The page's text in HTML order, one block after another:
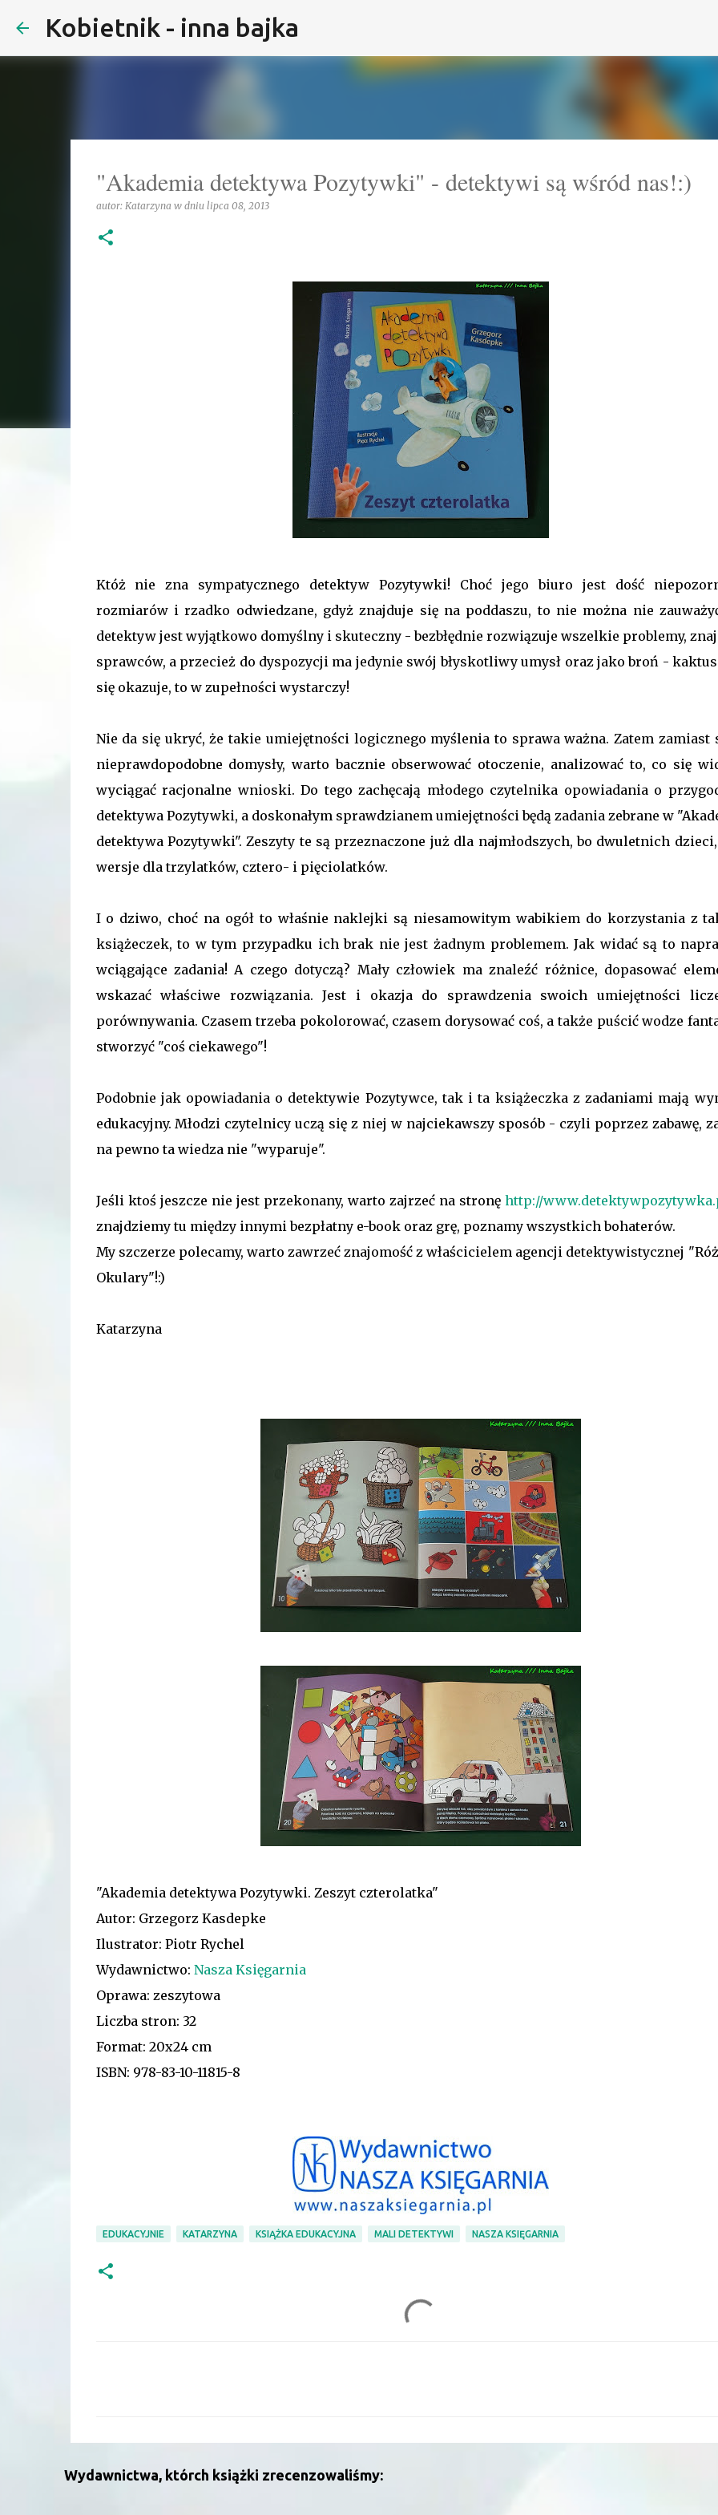
Kobietnik - inna bajka
"Akademia detektywa Pozytywki" - detektywi są wśród nas!:)
autor: Katarzyna w dniu lipca 08, 2013
Któż nie zna sympatycznego detektyw Pozytywki! Choć jego biuro jest dość
rozmiarów i rzadko odwiedzane, gdyż znajduje się na poddaszu, to nie można nie
detektyw jest wyjątkowo domyślny i skuteczny - bezbłędnie rozwiązuje wszelkie problemy,
sprawców, a przecież do dyspozycji ma jedynie swój błyskotliwy umysł oraz jako broń -
się okazuje, to w zupełności wystarczy!
Nie da się ukryć, że takie umiejętności logicznego myślenia to sprawa ważna. Zatem zamiast
nieprawdopodobne domysły, warto bacznie obserwować otoczenie, analizować to, co się
wyciągać racjonalne wnioski. Do tego zachęcają młodego czytelnika opowiadania o
detektywa Pozytywki, a doskonałym sprawdzianem umiejętności będą zadania zebrane w
detektywa Pozytywki". Zeszyty te są przeznaczone już dla najmłodszych, bo dwuletnich
wersje dla trzylatków, cztero- i pięciolatków.
I o dziwo, choć na ogół to właśnie naklejki są niesamowitym wabikiem do korzystania z
książeczek, to w tym przypadku ich brak nie jest żadnym problemem. Jak widać są to
wciągające zadania! A czego dotyczą? Mały człowiek ma znaleźć różnice, dopasować
wskazać właściwe rozwiązania. Jest i okazja do sprawdzenia swoich umiejętności
porównywania. Czasem trzeba pokolorować, czasem dorysować coś, a także puścić wodze
stworzyć "coś ciekawego"!
Podobnie jak opowiadania o detektywie Pozytywce, tak i ta książeczka z zadaniami mają
edukacyjny. Młodzi czytelnicy uczą się z niej w najciekawszy sposób - czyli poprzez zabawę,
na pewno ta wiedza nie "wyparuje".
Jeśli ktoś jeszcze nie jest przekonany, warto zajrzeć na stronęhttp://
znajdziemy tu między innymi bezpłatny e-book oraz grę, poznamy wszystkich bohaterów.
My szczerze polecamy, warto zawrzeć znajomość z właścicielem agencji detektywistycznej
Okulary"!:)
Katarzyna
"Akademia detektywa Pozytywki. Zeszyt czterolatka"
Autor: Grzegorz Kasdepke
Ilustrator: Piotr Rychel
Wydawnictwo: Nasza Księgarnia
Oprawa: zeszytowa
Liczba stron: 32
Format: 20x24 cm
ISBN: 978-83-10-11815-8
EDUKACYJNIE KATARZYNA KSIĄŻKA EDUKACYJNA MALI DETEKTYWI NASZA KSIĘGARNIA
t
Wydawnictwa, którch książki zrecenzowaliśmy: